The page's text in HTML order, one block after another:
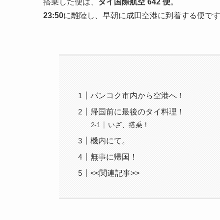
搭乗した便は、 タイ国際航空 642 便。
23:50に離陸し、早朝に成田空港に到着する便です
バンコク市内から空港へ！
帰国前に最後のタイ料理！
いざ、搭乗！
機内にて。
無事に帰国！
<<関連記事>>